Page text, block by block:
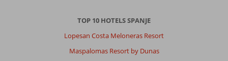
TOP 10 HOTELS SPANJE
Lopesan Costa Meloneras Resort
Maspalomas Resort by Dunas